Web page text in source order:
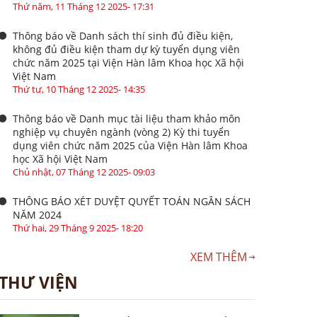
Thứ năm, 11 Tháng 12 2025- 17:31
Thông báo về Danh sách thí sinh đủ điều kiện,
không đủ điều kiện tham dự kỳ tuyển dụng viên
chức năm 2025 tại Viện Hàn lâm Khoa học Xã hội
Việt Nam
Thứ tư, 10 Tháng 12 2025- 14:35
Thông báo về Danh mục tài liệu tham khảo môn
nghiệp vụ chuyên ngành (vòng 2) Kỳ thi tuyển
dụng viên chức năm 2025 của Viện Hàn lâm Khoa
học Xã hội Việt Nam
Chủ nhật, 07 Tháng 12 2025- 09:03
THÔNG BÁO XÉT DUYỆT QUYẾT TOÁN NGÂN SÁCH
NĂM 2024
Thứ hai, 29 Tháng 9 2025- 18:20
XEM THÊM
VIỆN